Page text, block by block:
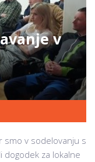
v
smo v sodelovanju s
dogodek za lokalne